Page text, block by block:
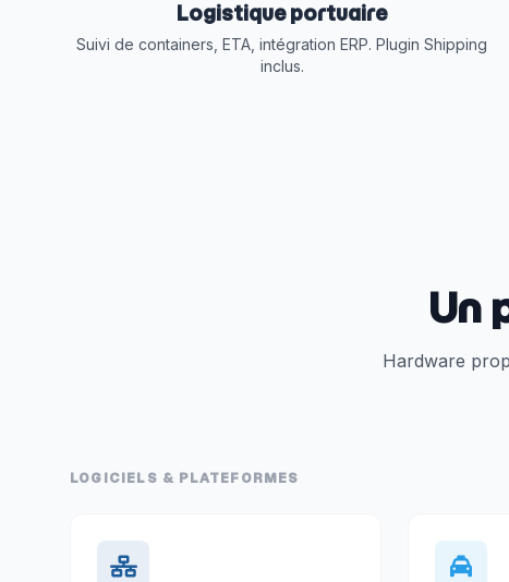
Logistique portuaire
Suivi de containers, ETA, intégration ERP. Plugin Shipping
inclus.
Un
Hardware
LOGICIELS & PLATEFORMES